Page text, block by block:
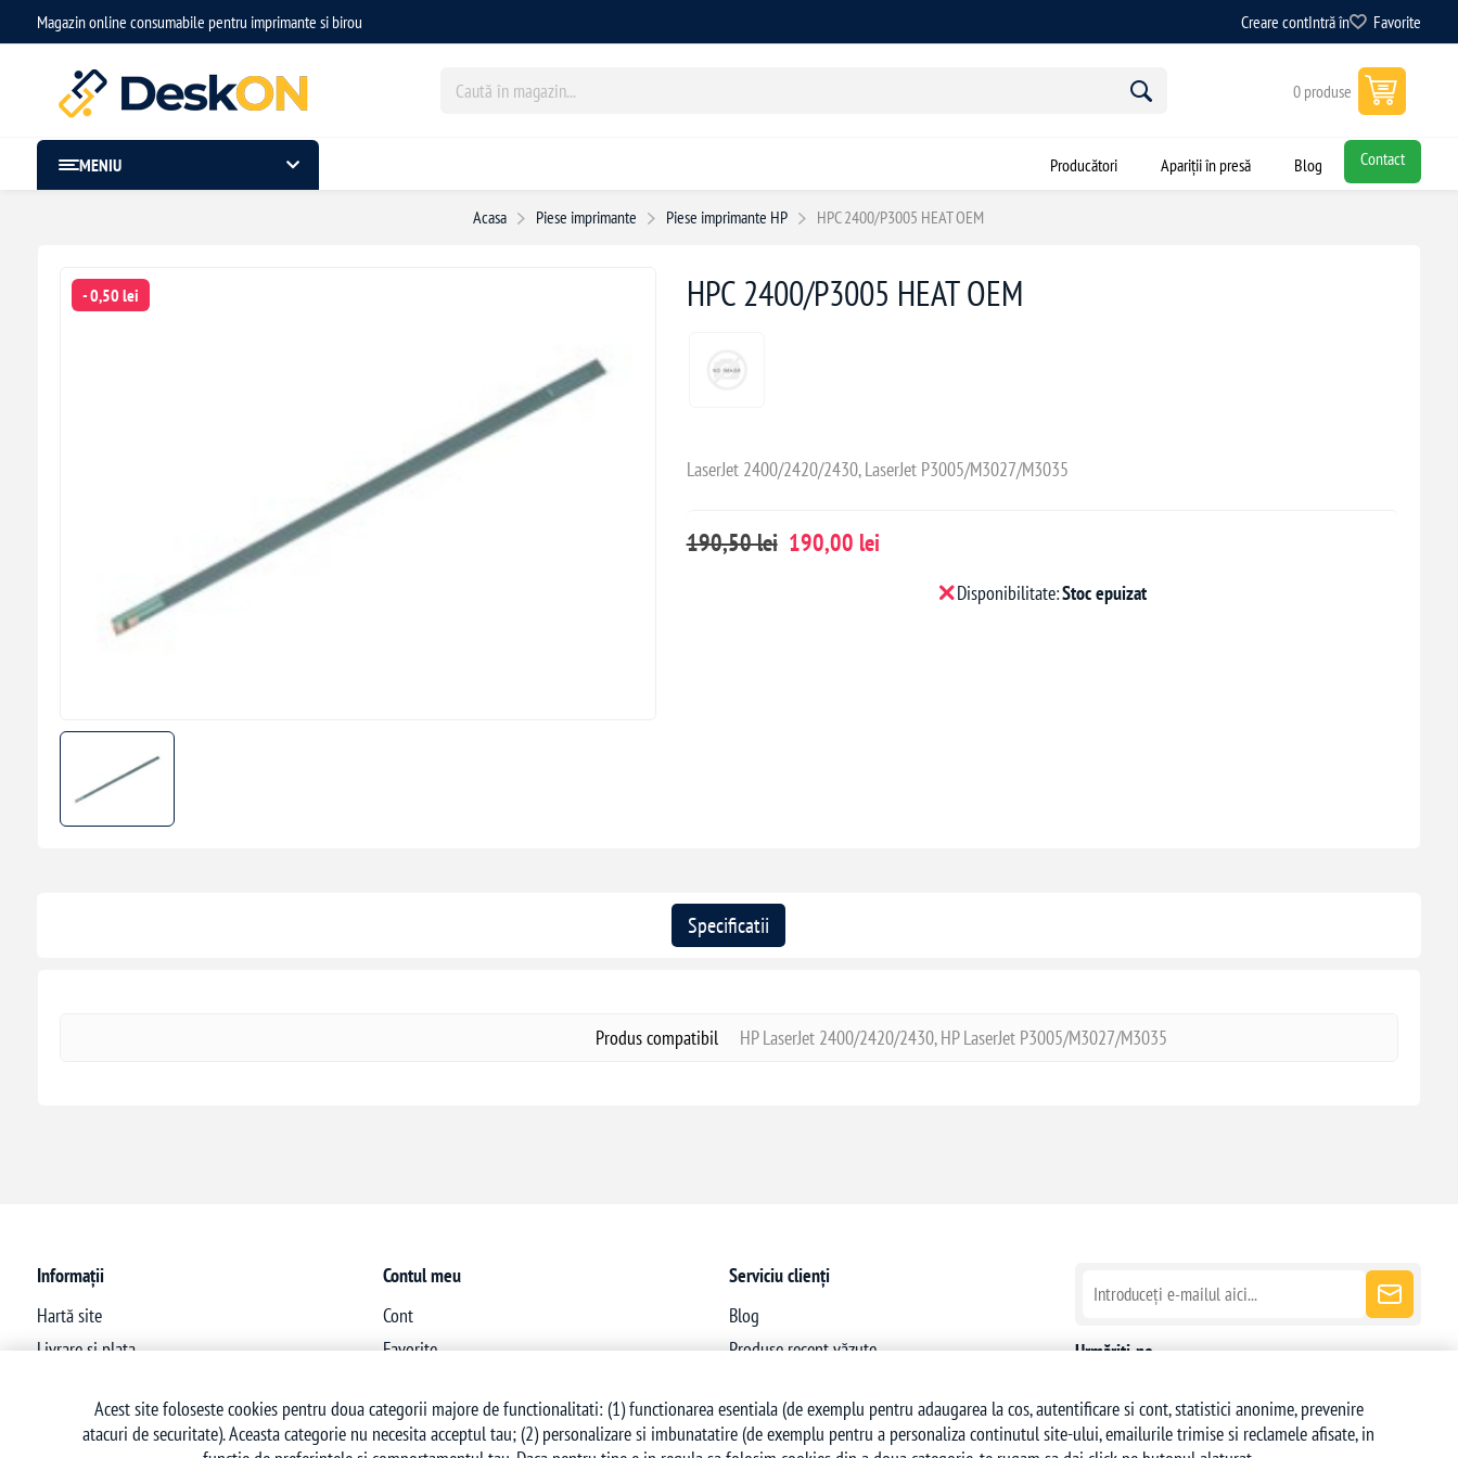
Magazin online consumabile pentru imprimante si birou Creare contIntră în Favorite
0 produse
MENIU Producători Apariții în presă Blog Contact
Acasa Piese imprimante Piese imprimante HP HPC 2400/P3005 HEAT OEM
- 0,50 lei HPC 2400/P3005 HEAT OEM
LaserJet 2400/2420/2430, LaserJet P3005/M3027/M3035
190,50 lei 190,00 lei
Disponibilitate:Stoc epuizat
Specificatii
Produs compatibil HP LaserJet 2400/2420/2430, HP LaserJet P3005/M3027/M3035
Informații
Hartă site
Livrare si plata
Termeni si conditii
Contul meu
Cont
Favorite
Serviciu clienți
Blog
Produse recent văzute
Urmăriți-ne
Acest site foloseste cookies pentru doua categorii majore de functionalitati: (1) functionarea esentiala (de exemplu pentru adaugarea la cos, autentificare si cont, statistici anonime, prevenire
atacuri de securitate). Aceasta categorie nu necesita acceptul tau; (2) personalizare si imbunatatire (de exemplu pentru a personaliza continutul site-ului, emailurile trimise si reclamele afisate, in